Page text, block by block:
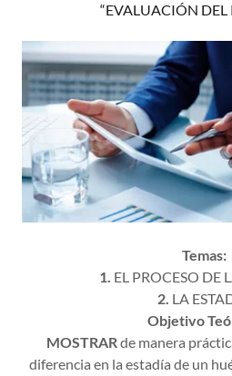
“EVALUACIÓN DEL
Temas:
1. EL PROCESO DE
2. LA
Objetivo
MOSTRARde manera
diferencia en la estadía de un